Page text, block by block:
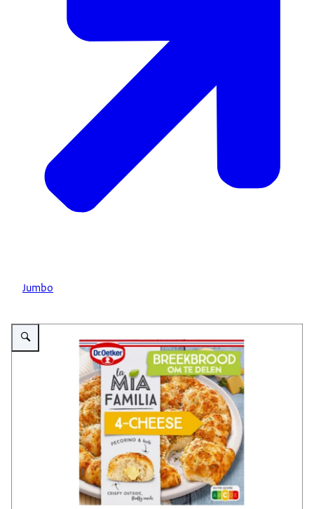
Jumbo
Vergroot afbeelding Dr. Oetker La Mia Familia 4-Cheese pizza breekbrood